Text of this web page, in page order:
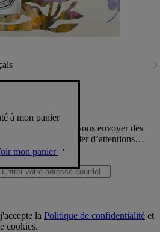
à mon panier
mon panier
de la Maison, vous envoyer des
vous combler d’attentions…
la Politique de confidentialité et
cookies.